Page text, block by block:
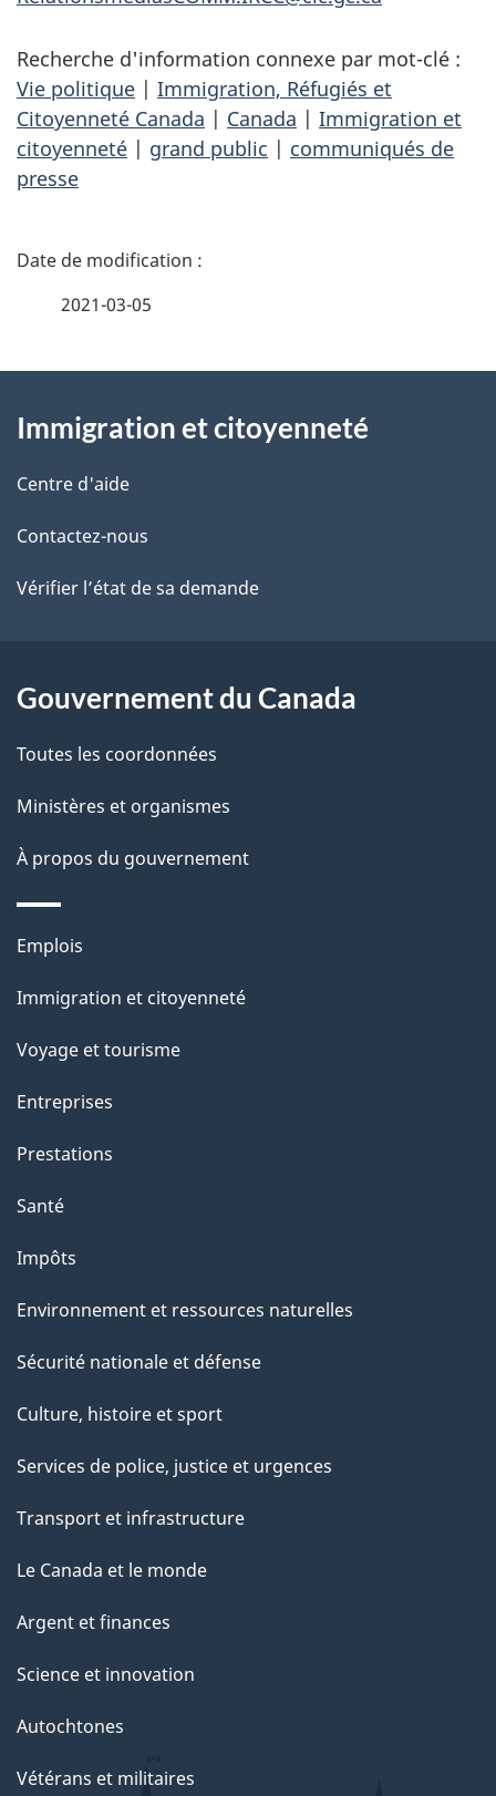
Recherche d'information connexe par mot-clé :
Vie politique | Immigration, Réfugiés et
Citoyenneté Canada | Canada | Immigration et
citoyenneté | grand public | communiqués de
presse
D
i
l
s
d
l
p
a
g
e
2021-03-05
propos
de
ce
site
Immigration et citoyenneté
Centre d'aide
Contactez-nous
Vérifier l’état de sa demande
Gouvernement du Canada
Toutes les coordonnées
Ministères et organismes
À propos du gouvernement
Thèmes
sujets
Emplois
Immigration et citoyenneté
Voyage et tourisme
Entreprises
Prestations
Santé
Impôts
Environnement et ressources naturelles
Sécurité nationale et défense
Culture, histoire et sport
Services de police, justice et urgences
Transport et infrastructure
Le Canada et le monde
Argent et finances
Science et innovation
Autochtones
Vétérans et militaires